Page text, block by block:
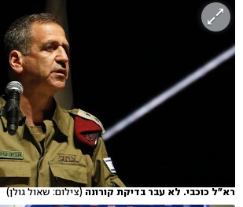
רא"ל כוכבי. לא עבר בדיקת קורונה(צילום: שאול גולן)